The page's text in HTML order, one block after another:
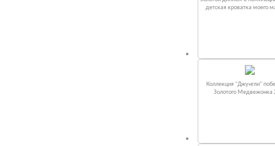
детская кроватка моего
Коллекция "Джунгли"
Золотого Медвежонка